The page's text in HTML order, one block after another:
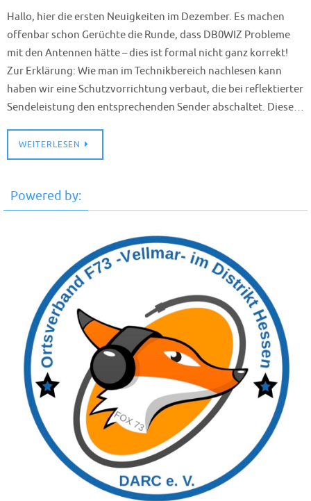
Hallo, hier die ersten Neuigkeiten im Dezember. Es machen
offenbar schon Gerüchte die Runde, dass DB0WIZ Probleme
mit den Antennen hätte – dies ist formal nicht ganz korrekt!
Zur Erklärung: Wie man im Technikbereich nachlesen kann
haben wir eine Schutzvorrichtung verbaut, die bei reflektierter
Sendeleistung den entsprechenden Sender abschaltet. Diese…
WEITERLESEN
Powered by: